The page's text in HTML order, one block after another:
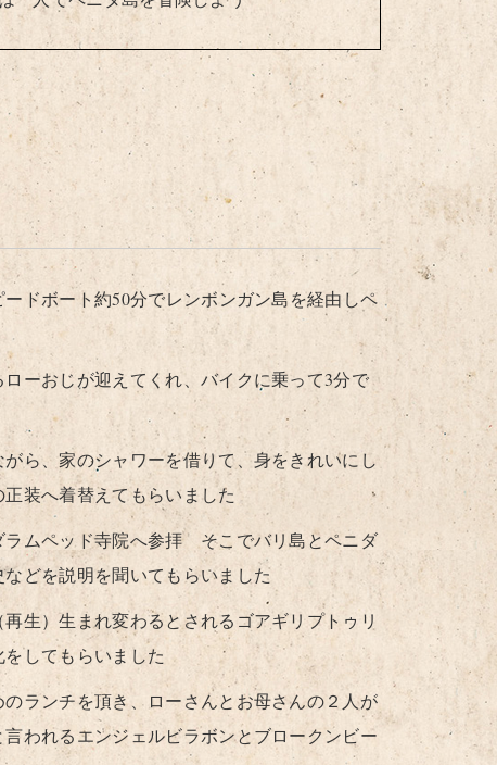
ドボート約50分でレンボンガン島を経由しペ
ーおじが迎えてくれ、バイクに乗って3分で
ら、家のシャワーを借りて、身をきれいにし
装へ着替えてもらいました
ラムペッド寺院へ参拝 そこでバリ島とペニダ
どを説明を聞いてもらいました
生）生まれ変わるとされるゴアギリプトゥリ
してもらいました
ランチを頂き、ローさんとお母さんの２人が
われるエンジェルビラボンとブロークンビー